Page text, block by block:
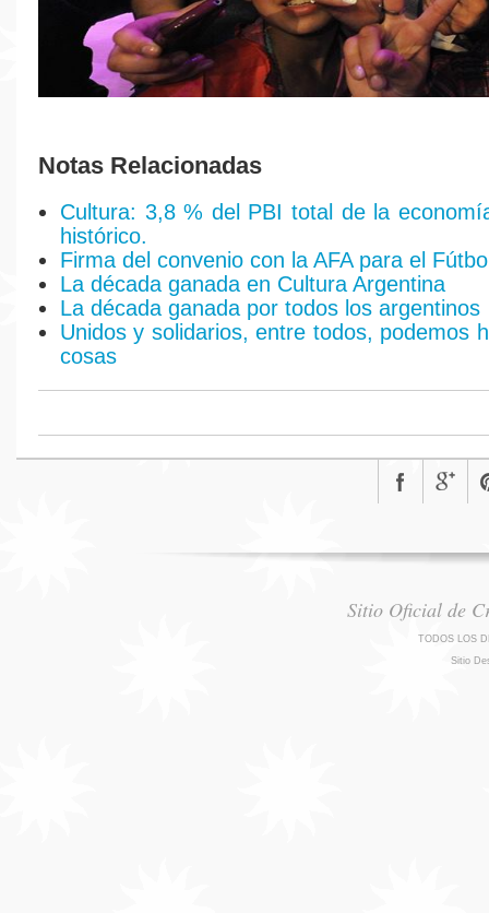
Notas Relacionadas
Cultura: 3,8 % del PBI total de la
histórico.
Firma del convenio con la AFA para el
La década ganada en Cultura Argentina
La década ganada por todos los argentinos
Unidos y solidarios, entre todos, podemos
cosas
Sitio Oficial de
TODOS LOS
Sitio